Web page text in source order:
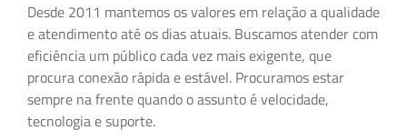
Desde 2011 mantemos os valores em relação a qualidade
e atendimento até os dias atuais. Buscamos atender com
eficiência um público cada vez mais exigente, que
procura conexão rápida e estável. Procuramos estar
sempre na frente quando o assunto é velocidade,
tecnologia e suporte.